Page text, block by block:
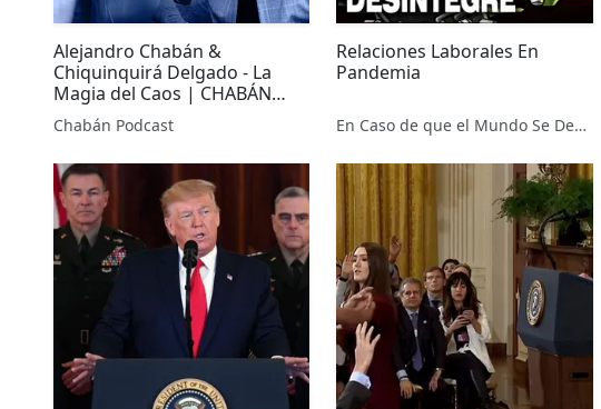
Alejandro Chabán &
Chiquinquirá Delgado - La
Magia del Caos | CHABÁN
Podcast
Chabán Podcast
Relaciones Laborales En
Pandemia
En Caso de que el Mundo Se Desintegre